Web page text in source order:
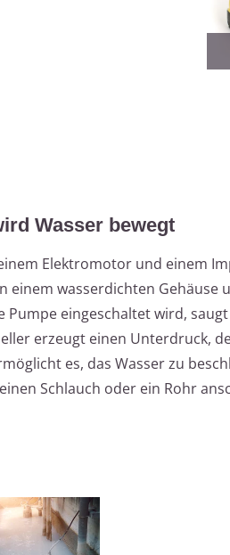
Wasser bewegt
Elektromotor und einem
einem wasserdichten
eingeschaltet wird,
erzeugt einen Unterdruck,
es, das Wasser zu
Schlauch oder ein Rohr